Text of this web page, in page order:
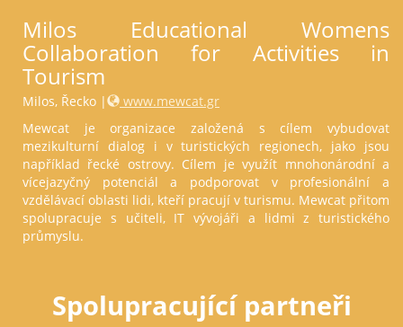
Milos Educational Womens
Collaboration for Activities in
Tourism
Milos, Řecko |
www.mewcat.gr
Mewcat je organizace založená s cílem vybudovat
mezikulturní dialog i v turistických regionech, jako jsou
například řecké ostrovy. Cílem je využít mnohonárodní a
vícejazyčný potenciál a podporovat v profesionální a
vzdělávací oblasti lidi, kteří pracují v turismu. Mewcat přitom
spolupracuje s učiteli, IT vývojáři a lidmi z turistického
průmyslu.
Spolupracující partneři